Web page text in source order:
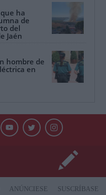
ha
de
del
Jaén
hombre de
en
ANÚNCIESE
SUSCRÍBASE